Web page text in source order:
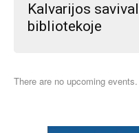
Kalvarijos
bibliotekoje
There are no upcoming events.